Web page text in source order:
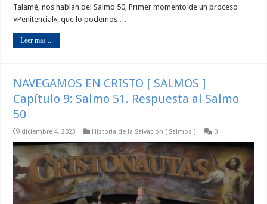
Talamé, nos hablan del Salmo 50, Primer momento de un proceso
«Penitencial», que lo podemos …
Leer mas ...
NAVEGAMOS EN CRISTO [ SALMOS ]
Capítulo 9: Salmo 51. Respuesta al Salmo
50
diciembre 4, 2023 Historia de la Salvación [ Salmos ] 0